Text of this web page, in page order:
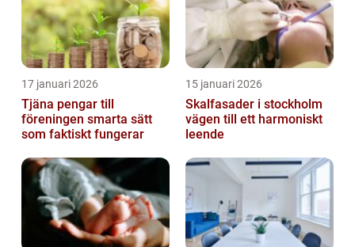
17 januari 2026
Tjäna pengar till
föreningen smarta sätt
som faktiskt fungerar
15 januari 2026
Skalfasader i stockholm
vägen till ett harmoniskt
leende